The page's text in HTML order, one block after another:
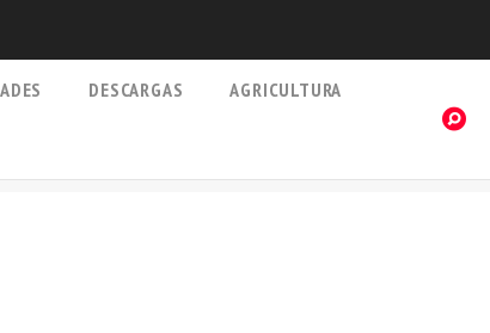
DESCARGAS AGRICULTURA